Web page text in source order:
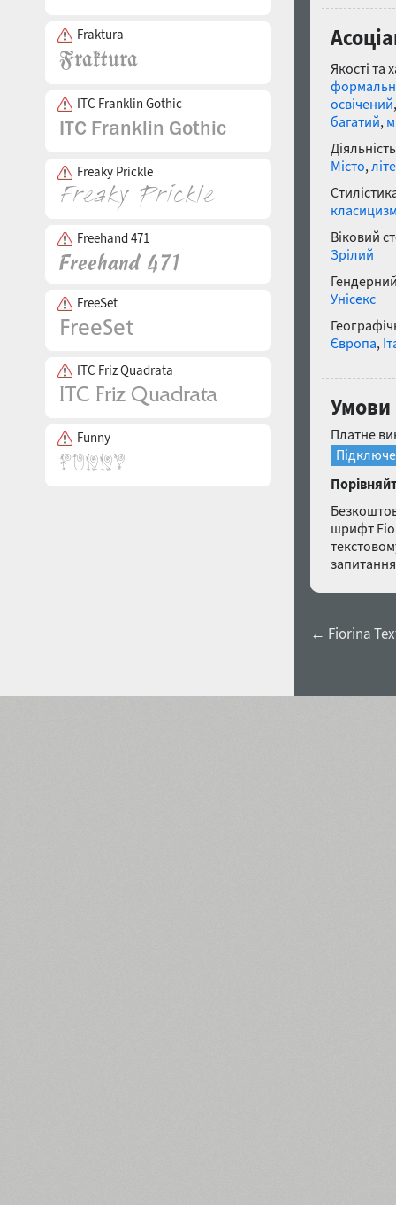
Fraktura
ITC Franklin Gothic
Freaky Prickle
Freehand 471
FreeSet
ITC Friz Quadrata
Funny
Якості та
освічений
багатий,
Місто,
Віковий
Зрілий
Унісекс
Європа,
Умови
Платне
шрифт
← Fiorina